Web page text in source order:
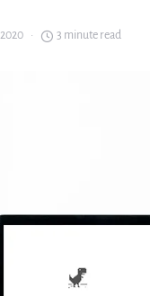
3 minute read